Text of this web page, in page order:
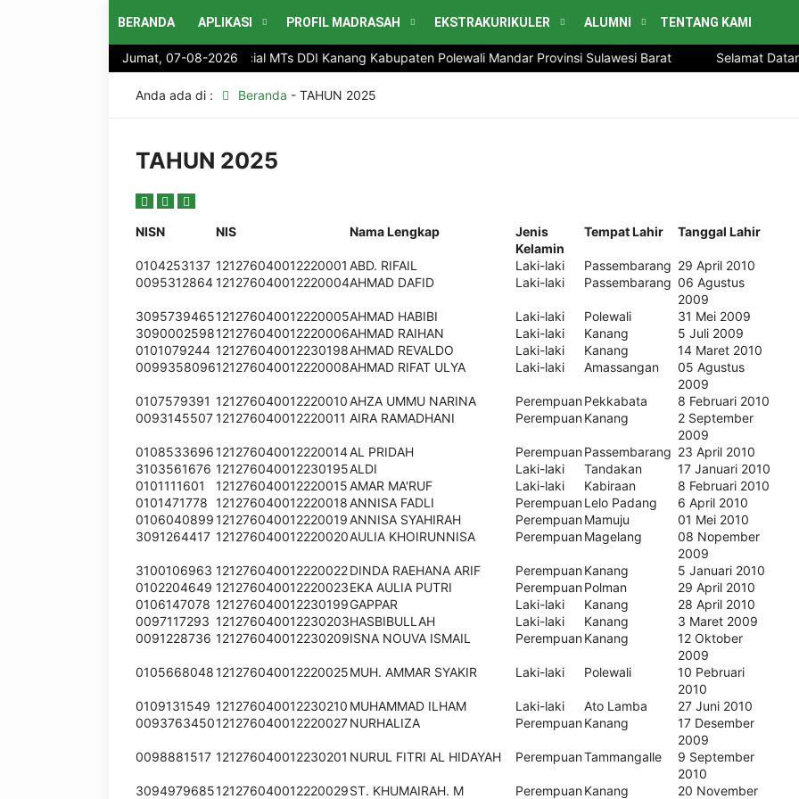
BERANDA APLIKASI PROFIL MADRASAH EKSTRAKURIKULER ALUMNI TENTANG KAMI
Jumat, 07-08-2026
Selamat Datang di website Official MTs DDI Kanang Kabupaten Polewali Mandar Provinsi Sulawesi Barat Selamat Datang di
Anda ada di : Beranda - TAHUN 2025
TAHUN 2025
NISN NIS Nama Lengkap
Jenis
Kelamin
Tempat Lahir Tanggal Lahir
0104253137 121276040012220001 ABD. RIFAIL Laki-laki Passembarang 29 April 2010
0095312864121276040012220004AHMAD DAFID Laki-laki Passembarang 06 Agustus
2009
3095739465121276040012220005AHMAD HABIBI Laki-laki Polewali
31 Mei 2009
3090002598121276040012220006AHMAD RAIHAN Laki-laki Kanang
5 Juli 2009
0101079244 121276040012230198AHMAD REVALDO Laki-laki Kanang
14 Maret 2010
0099358096121276040012220008AHMAD RIFAT ULYA Laki-laki Amassangan
05 Agustus
2009
0107579391 121276040012220010AHZA UMMU NARINA PerempuanPekkabata
8 Februari 2010
0093145507121276040012220011 AIRA RAMADHANI PerempuanKanang
2 September
2009
0108533696121276040012220014AL PRIDAH PerempuanPassembarang 23 April 2010
3103561676 121276040012230195ALDI Laki-laki Tandakan
17 Januari 2010
0101111601
121276040012220015AMAR MA'RUF Laki-laki Kabiraan
8 Februari 2010
0101471778 121276040012220018ANNISA FADLI PerempuanLelo Padang
6 April 2010
0106040899121276040012220019ANNISA SYAHIRAH PerempuanMamuju
01 Mei 2010
3091264417 121276040012220020AULIA KHOIRUNNISA PerempuanMagelang
08 Nopember
2009
3100106963 121276040012220022DINDA RAEHANA ARIF PerempuanKanang
5 Januari 2010
0102204649 121276040012220023EKA AULIA PUTRI PerempuanPolman
29 April 2010
0106147078 121276040012230199GAPPAR Laki-laki Kanang
28 April 2010
0097117293 121276040012230203HASBIBULLAH Laki-laki Kanang
3 Maret 2009
0091228736 121276040012230209ISNA NOUVA ISMAIL PerempuanKanang
12 Oktober
2009
0105668048121276040012220025MUH. AMMAR SYAKIR Laki-laki Polewali
10 Pebruari
2010
0109131549 121276040012230210 MUHAMMAD ILHAM Laki-laki Ato Lamba
27 Juni 2010
0093763450121276040012220027NURHALIZA PerempuanKanang
17 Desember
2009
0098881517 121276040012230201 NURUL FITRI AL HIDAYAH PerempuanTammangalle
9 September
2010
3094979685121276040012220029ST. KHUMAIRAH. M PerempuanKanang
20 November